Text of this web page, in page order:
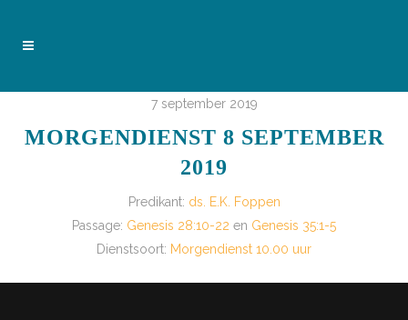
7 september 2019
MORGENDIENST 8 SEPTEMBER
2019
Predikant: ds. E.K. Foppen
Passage: Genesis 28:10-22 en Genesis 35:1-5
Dienstsoort: Morgendienst 10.00 uur